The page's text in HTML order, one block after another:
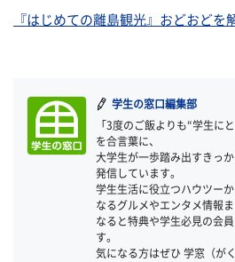
『はじめての離島観光』おどおどを
学生の窓口編集部
「3度のご飯よりも“学生に
を合言葉に、
大学生が一歩踏み出すきっ
発信しています。
学生生活に役立つハウツー
なるグルメやエンタメ情報
なると特典や学生必見の会
す。
気になる方はぜひ 学窓（が